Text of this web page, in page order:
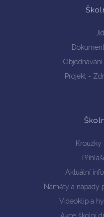
Projekt -
Kroužky
Aktuální
Náměty a nápady
Videoklip a